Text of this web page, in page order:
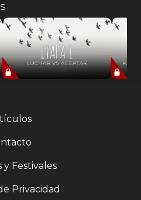
y Festivales
Privacidad